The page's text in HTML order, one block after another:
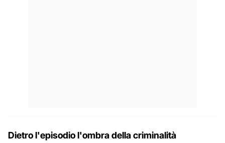
Dietro l'episodio l'ombra della criminalità